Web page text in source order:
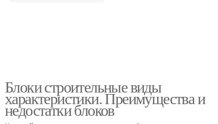
Блоки строительные виды
характеристики. Преимущества и
недостатки блоков